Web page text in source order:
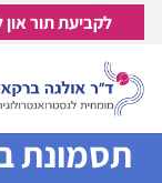
לקביעת תור און
תסמונת